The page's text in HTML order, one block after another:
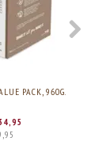
PACK, 960G.